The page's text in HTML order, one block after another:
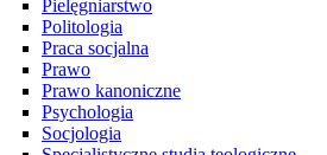
Pielęgniarstwo
Politologia
Praca socjalna
Prawo
Prawo kanoniczne
Psychologia
Socjologia